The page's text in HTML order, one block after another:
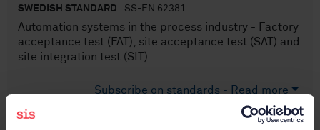
SWEDISH STANDARD · SS-EN 62381
Automation systems in the process industry - Factory
acceptance test (FAT), site acceptance test (SAT) and
site integration test (SIT)
Subscribe on standards - Read more
Price:965 SEK